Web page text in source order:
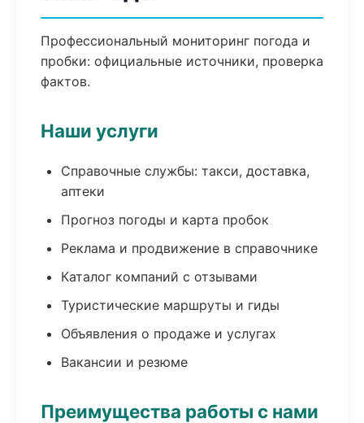
Профессиональный мониторинг погода и
пробки: официальные источники, проверка
фактов.
Наши услуги
Справочные службы: такси, доставка,
аптеки
Прогноз погоды и карта пробок
Реклама и продвижение в справочнике
Каталог компаний с отзывами
Туристические маршруты и гиды
Объявления о продаже и услугах
Вакансии и резюме
Преимущества работы с нами